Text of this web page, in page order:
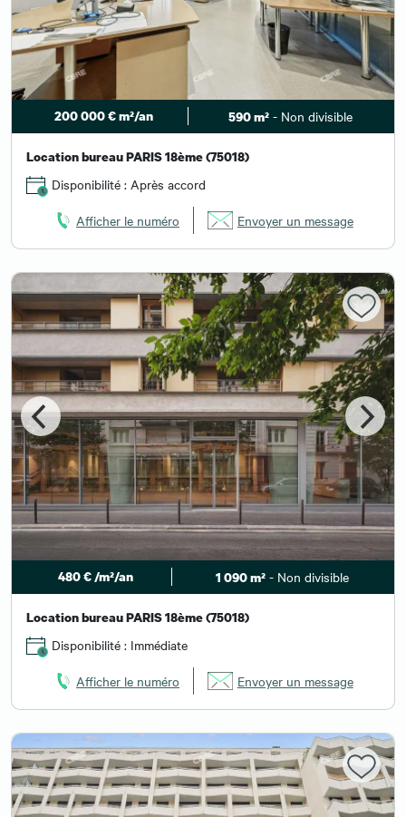
200 000 € m²/an 590 m²- Non divisible
Location bureau PARIS 18ème (75018)
Disponibilité : Après accord
Afficher le numéro Envoyer un message
480 € /m²/an 1 090 m²- Non divisible
Location bureau PARIS 18ème (75018)
Disponibilité : Immédiate
Afficher le numéro Envoyer un message